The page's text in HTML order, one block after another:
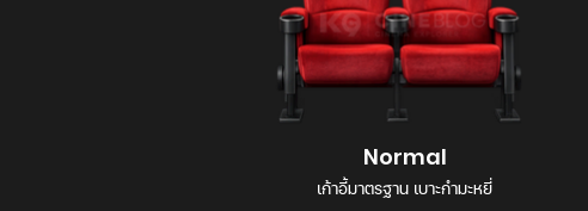
Normal
เก้าอี้มาตรฐาน เบาะกำมะหยี่